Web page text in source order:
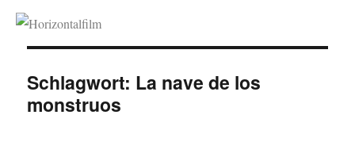
Horizontalfilm
Schlagwort: La nave de los
monstruos